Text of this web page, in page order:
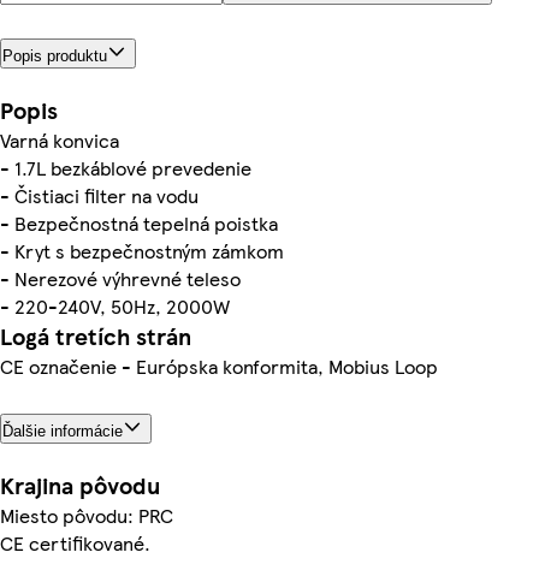
Popis produktu
Popis
Varná konvica
- 1.7L bezkáblové prevedenie
- Čistiaci filter na vodu
- Bezpečnostná tepelná poistka
- Kryt s bezpečnostným zámkom
- Nerezové výhrevné teleso
- 220-240V, 50Hz, 2000W
Logá tretích strán
CE označenie - Európska konformita, Mobius Loop
Ďalšie informácie
Krajina pôvodu
Miesto pôvodu: PRC
CE certifikované.